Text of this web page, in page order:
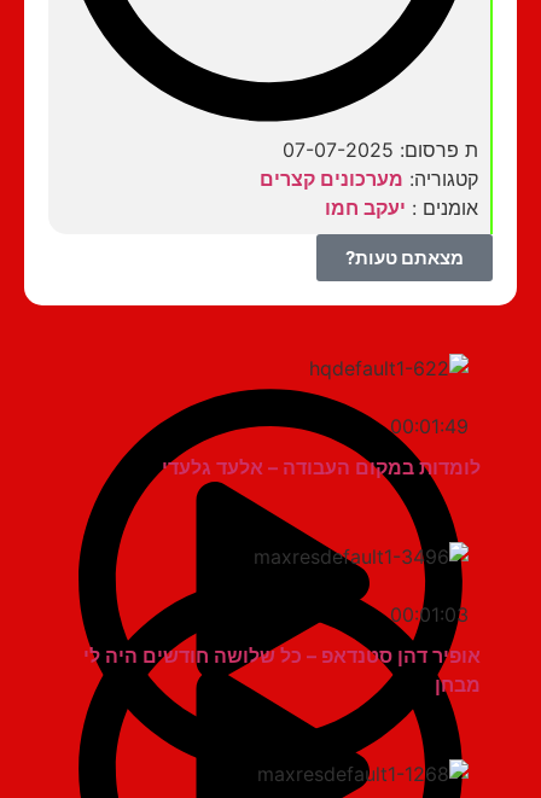
ת פרסום: 07-07-2025
קטגוריה:מערכונים קצרים
אומנים :יעקב חמו
מצאתם טעות?
00:01:49
לומדות במקום העבודה – אלעד גלעדי
00:01:03
אופיר דהן סטנדאפ – כל שלושה חודשים היה לי